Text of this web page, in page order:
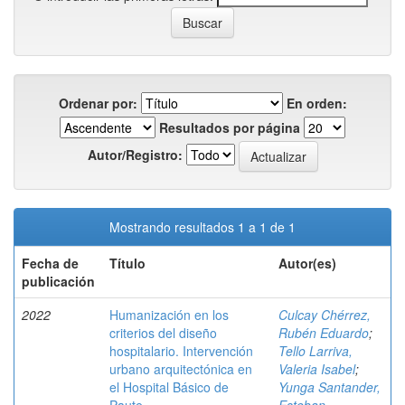
Ordenar por:
En orden:
Resultados por página
Autor/Registro:
Mostrando resultados 1 a 1 de 1
Fecha de
publicación
Título Autor(es)
2022
Humanización en los
criterios del diseño
hospitalario. Intervención
urbano arquitectónica en
el Hospital Básico de
Culcay Chérrez,
Rubén Eduardo;
Tello Larriva,
Valeria Isabel;
Yunga Santander,